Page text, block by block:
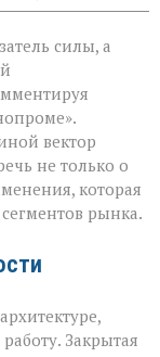
записи
мотор — не
ради
а
ради
возможностей»
силы, а
вектор
не только о
которая
рынка.
Закрытая